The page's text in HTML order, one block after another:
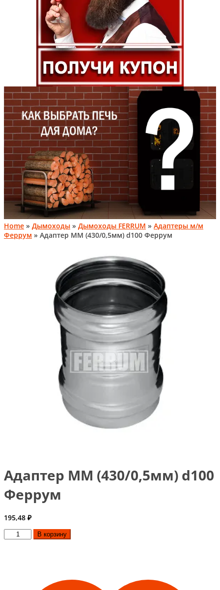
Home » Дымоходы » Дымоходы FERRUM » Адаптеры м/м
Феррум » Адаптер ММ (430/0,5мм) d100 Феррум
Адаптер ММ (430/0,5мм) d100
Феррум
195,48 ₽
КоличествоВ корзину